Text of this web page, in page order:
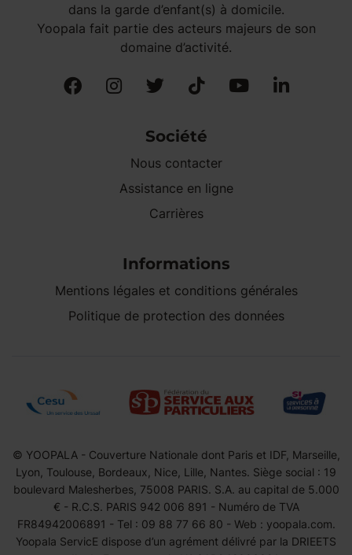
dans la garde d’enfant(s) à domicile.
Yoopala fait partie des acteurs majeurs de son
domaine d’activité.
Société
Nous contacter
Assistance en ligne
Carrières
Informations
Mentions légales et conditions générales
Politique de protection des données
© YOOPALA - Couverture Nationale dont Paris et IDF, Marseille,
Lyon, Toulouse, Bordeaux, Nice, Lille, Nantes. Siège social : 19
boulevard Malesherbes, 75008 PARIS. S.A. au capital de 5.000
€ - R.C.S. PARIS 942 006 891 - Numéro de TVA
FR84942006891 - Tel : 09 88 77 66 80 - Web : yoopala.com.
Yoopala ServicE dispose d’un agrément délivré par la DRIEETS